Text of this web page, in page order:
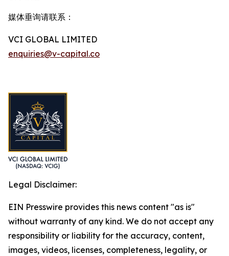
媒体垂询请联系：
VCI GLOBAL LIMITED
enquiries@v-capital.co
Legal Disclaimer:
EIN Presswire provides this news content "as is"
without warranty of any kind. We do not accept any
responsibility or liability for the accuracy, content,
images, videos, licenses, completeness, legality, or